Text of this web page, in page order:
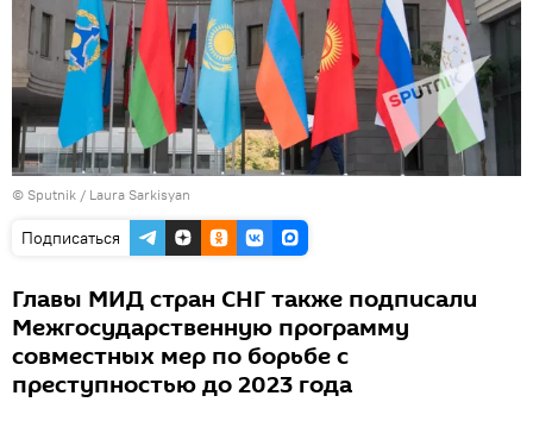
© Sputnik / Laura Sarkisyan
Подписаться
Главы МИД стран СНГ также подписали
Межгосударственную программу
совместных мер по борьбе с
преступностью до 2023 года